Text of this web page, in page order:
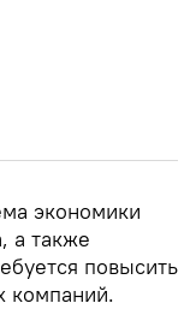
экономики
а также
повысить
компаний.